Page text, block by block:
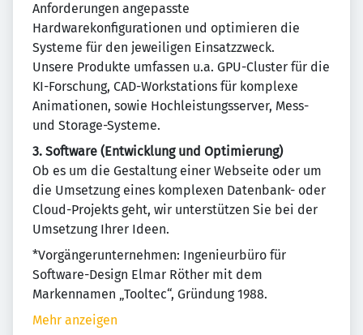
Anforderungen angepasste
Hardwarekonfigurationen und optimieren die
Systeme für den jeweiligen Einsatzzweck.
Unsere Produkte umfassen u.a. GPU-Cluster für die
KI-Forschung, CAD-Workstations für komplexe
Animationen, sowie Hochleistungsserver, Mess-
und Storage-Systeme.
3. Software (Entwicklung und Optimierung)
Ob es um die Gestaltung einer Webseite oder um
die Umsetzung eines komplexen Datenbank- oder
Cloud-Projekts geht, wir unterstützen Sie bei der
Umsetzung Ihrer Ideen.
*Vorgängerunternehmen: Ingenieurbüro für
Software-Design Elmar Röther mit dem
Markennamen „Tooltec“, Gründung 1988.
Mehr anzeigen